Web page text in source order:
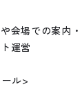
会場での案内
運営
ル>